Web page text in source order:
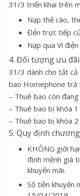
31/3 triển khai trên
Nạp thẻ cào,
Đến trực tiếp
Nạp qua Ví
4. Đối tượng ưu đãi:
31/3 dành cho tất
bao Homephone trả
– Thuê bao còn
– Thuê bao bị khóa 1
– Thuê bao bị khóa 2
5. Quy định
KHÔNG giới
định mệnh giá
khuyến mãi.
Số tiền khuyến